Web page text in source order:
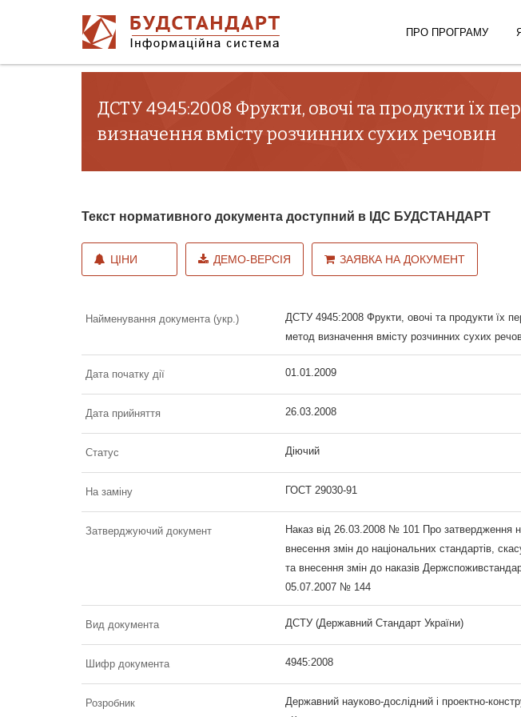
ПРО ПРОГРАМУ
ДСТУ 4945:2008 Фрукти, овочі та продукти їх
визначення вмісту розчинних сухих речовин
Текст нормативного документа доступний в ІДС БУДСТАНДАРТ
ЦІНИ ДЕМО-ВЕРСІЯ ЗАЯВКА НА ДОКУМЕНТ
Найменування документа (укр.)
ДСТУ 4945:2008 Фрукти, овочі та продукти їх
метод визначення вмісту розчинних сухих
Дата початку дії 01.01.2009
Дата прийняття 26.03.2008
Статус Діючий
На заміну ГОСТ 29030-91
Затверджуючий документ
Наказ від 26.03.2008 № 101 Про затвердження
внесення змін до національних стандартів,
та внесення змін до наказів
05.07.2007 № 144
Вид документа ДСТУ (Державний Стандарт України)
Шифр документа 4945:2008
Розробник
Державний науково-дослідний і проектно-